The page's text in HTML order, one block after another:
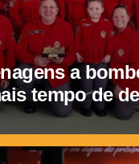
a
tempo de